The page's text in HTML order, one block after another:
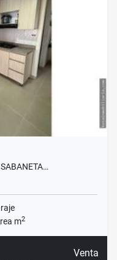
m2
Venta